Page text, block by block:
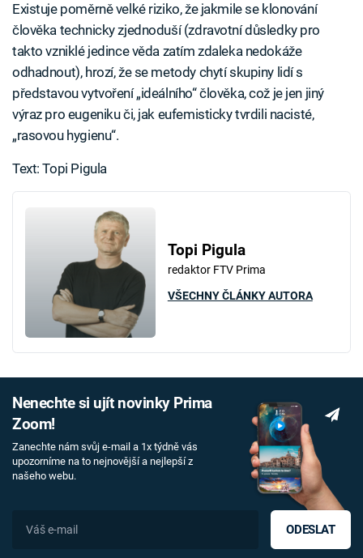
Existuje poměrně velké riziko, že jakmile se klonování
člověka technicky zjednoduší (zdravotní důsledky pro
takto vzniklé jedince věda zatím zdaleka nedokáže
odhadnout), hrozí, že se metody chytí skupiny lidí s
představou vytvoření „ideálního“ člověka, což je jen jiný
výraz pro eugeniku či, jak eufemisticky tvrdili nacisté,
„rasovou hygienu“.
Text: Topi Pigula
Topi Pigula
redaktor FTV Prima
VŠECHNY ČLÁNKY AUTORA
Nenechte si ujít novinky Prima
Zoom!
Zanechte nám svůj e-mail a 1x týdně vás
upozorníme na to nejnovější a nejlepší z
našeho webu.
ODESLAT